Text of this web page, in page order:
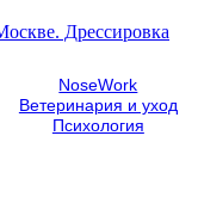
NoseWork
Ветеринария и уход
Психология